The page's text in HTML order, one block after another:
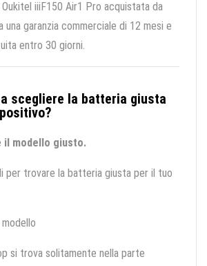
iiiF150 Air1 Pro acquistata da
una garanzia commerciale di 12 mesi e
entro 30 giorni.
scegliere la batteria giusta
il modello giusto.
per trovare la batteria giusta per il tuo
si trova solitamente nella parte